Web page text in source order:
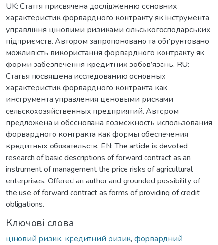
UK: Стаття присвячена дослідженню основних
характеристик форвардного контракту як інструмента
управління ціновими ризиками сільськогосподарських
підприємств. Автором запропоновано та обґрунтовано
можливість використання форвардного контракту як
форми забезпечення кредитних зобов’язань. RU:
Статья посвящена исследованию основных
характеристик форвардного контракта как
инструмента управления ценовыми рисками
сельскохозяйственных предприятий. Автором
предложена и обоснована возможность использования
форвардного контракта как формы обеспечения
кредитных обязательств. EN: The article is devoted
research of basic descriptions of forward contract as an
instrument of management the price risks of agricultural
enterprises. Offered an author and grounded possibility of
the use of forward contract as forms of providing of credit
obligations.
Ключові слова
ціновий ризик, кредитний ризик, форвардний